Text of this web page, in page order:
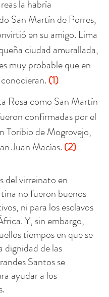
la habría
San Martín de Porres,
en su amigo. Lima
ciudad amurallada,
muy probable que en
(1)
Rosa como San Martín
confirmadas por el
Toribio de Mogrovejo,
Juan Macías. (2)
del virreinato en
no fueron buenos
ni para los esclavos
Y, sin embargo,
tiempos en que se
dignidad de las
Santos se
ayudar a los